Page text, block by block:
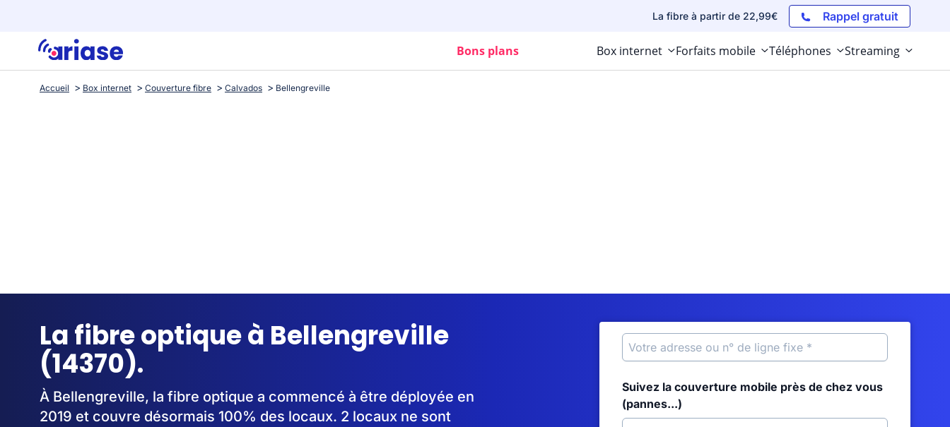
La fibre à partir de 22,99€ Rappel gratuit
Bons plans Box internet Forfaits mobile Téléphones Streaming
Accueil Box internet Couverture fibre Calvados Bellengreville
La fibre optique à Bellengreville
(14370).
À Bellengreville, la fibre optique a commencé à être déployée en
2019 et couvre désormais 100% des locaux. 2 locaux ne sont
Suivez la couverture mobile près de chez vous
(pannes...)